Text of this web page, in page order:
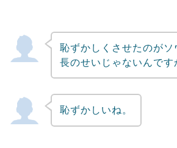
恥ずかしくさせたのがソ
長のせいじゃないんです
恥ずかしいね。